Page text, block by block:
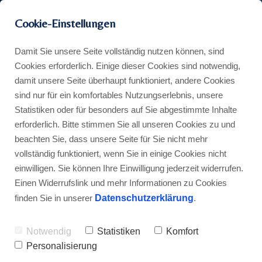
Cookie-Einstellungen
Damit Sie unsere Seite vollständig nutzen können, sind
Cookies erforderlich. Einige dieser Cookies sind notwendig,
damit unsere Seite überhaupt funktioniert, andere Cookies
sind nur für ein komfortables Nutzungserlebnis, unsere
Statistiken oder für besonders auf Sie abgestimmte Inhalte
erforderlich. Bitte stimmen Sie all unseren Cookies zu und
beachten Sie, dass unsere Seite für Sie nicht mehr
vollständig funktioniert, wenn Sie in einige Cookies nicht
einwilligen. Sie können Ihre Einwilligung jederzeit widerrufen.
Einen Widerrufslink und mehr Informationen zu Cookies
finden Sie in unserer Datenschutzerklärung.
Notwendig Statistiken
Komfort
Personalisierung